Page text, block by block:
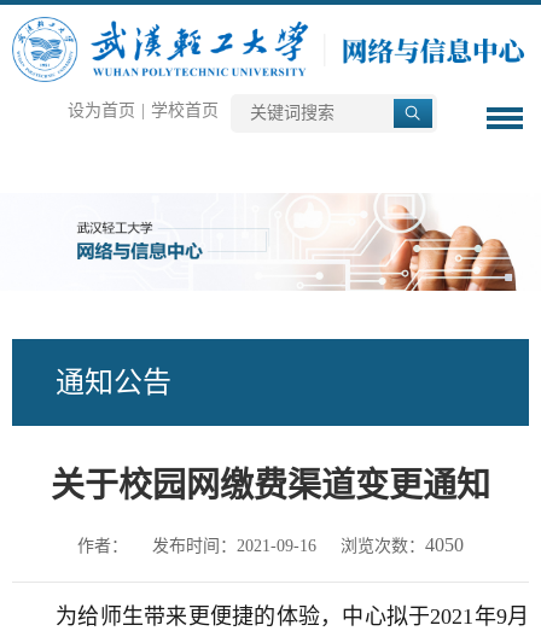
学校首页
设为首页
通知公告
关于校园网缴费渠道变更通知
作者： 发布时间：2021-09-16 浏览次数： 4050
为给师生带来更便捷的体验，中心拟于2021年9月